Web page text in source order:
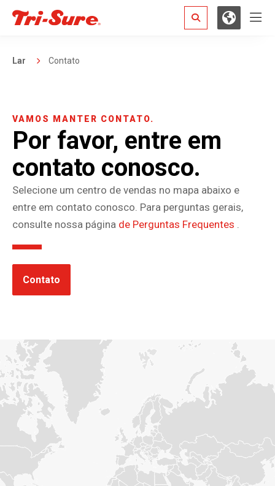
Search
Lar Contato
VAMOS MANTER CONTATO.
Por favor, entre em
contato conosco.
Selecione um centro de vendas no mapa abaixo e
entre em contato conosco. Para perguntas gerais,
consulte nossa página de Perguntas Frequentes .
Contato